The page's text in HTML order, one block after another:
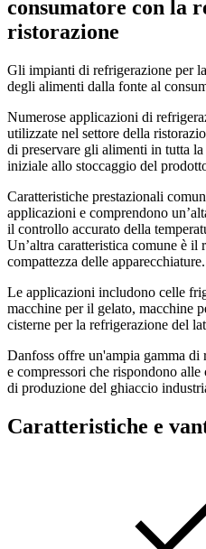
consumatore con la
ristorazione
Gli impianti di refrigerazione per
degli alimenti dalla fonte al
Numerose applicazioni di
utilizzate nel settore della
di preservare gli alimenti in tutta
iniziale allo stoccaggio del
Caratteristiche prestazionali
applicazioni e comprendono
il controllo accurato della
Un’altra caratteristica comune è il
compattezza delle apparecchiature.
Le applicazioni includono celle
macchine per il gelato, macchine
cisterne per la refrigerazione del
Danfoss offre un'ampia gamma
e compressori che rispondono alle
di produzione del ghiaccio
Caratteristiche e